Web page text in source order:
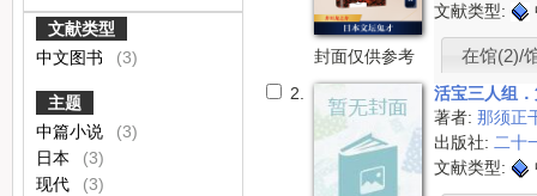
文献类型
中文图书
(3)
主题
中篇小说
(3)
日本
(3)
现代
(3)
封面仅供参考
文献类型:
在馆(2)/
2.
活宝三人组
著者:那须正
出版社:二十
文献类型: